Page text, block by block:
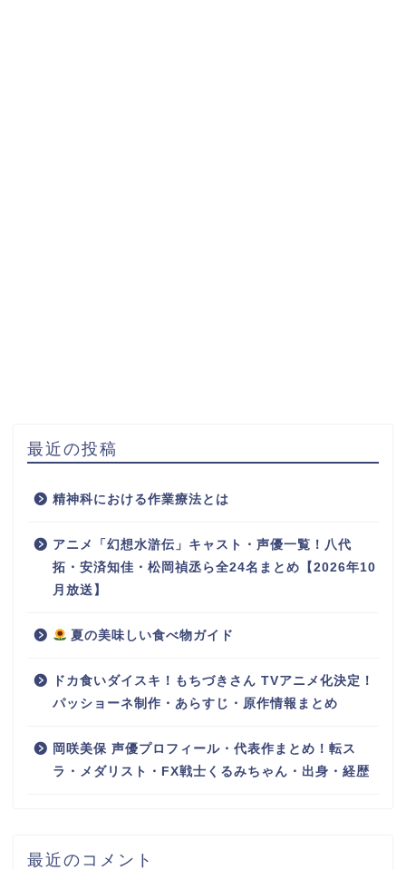
最近の投稿
精神科における作業療法とは
アニメ「幻想水滸伝」キャスト・声優一覧！八代
拓・安済知佳・松岡禎丞ら全24名まとめ【2026年10
月放送】
夏の美味しい食べ物ガイド
ドカ食いダイスキ！もちづきさん TVアニメ化決定！
パッショーネ制作・あらすじ・原作情報まとめ
岡咲美保 声優プロフィール・代表作まとめ！転ス
ラ・メダリスト・FX戦士くるみちゃん・出身・経歴
最近のコメント